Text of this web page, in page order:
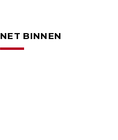
NET BINNEN